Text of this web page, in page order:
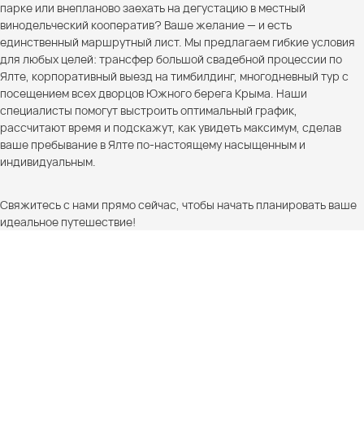
парке или внепланово заехать на дегустацию в местный
винодельческий кооператив? Ваше желание — и есть
единственный маршрутный лист. Мы предлагаем гибкие условия
для любых целей: трансфер большой свадебной процессии по
Ялте, корпоративный выезд на тимбилдинг, многодневный тур с
посещением всех дворцов Южного берега Крыма. Наши
специалисты помогут выстроить оптимальный график,
рассчитают время и подскажут, как увидеть максимум, сделав
ваше пребывание в Ялте по-настоящему насыщенным и
индивидуальным.
Свяжитесь с нами прямо сейчас, чтобы начать планировать ваше
идеальное путешествие!